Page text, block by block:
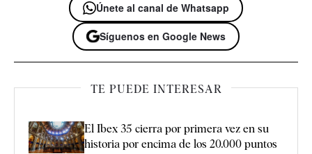
Únete al canal de Whatsapp
Síguenos en Google News
TE PUEDE INTERESAR
El Ibex 35 cierra por primera vez en su
historia por encima de los 20.000 puntos